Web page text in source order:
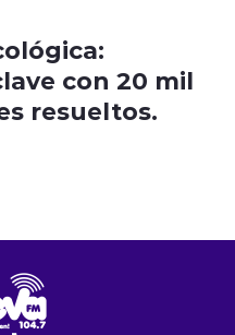
con 20 mil
resueltos.